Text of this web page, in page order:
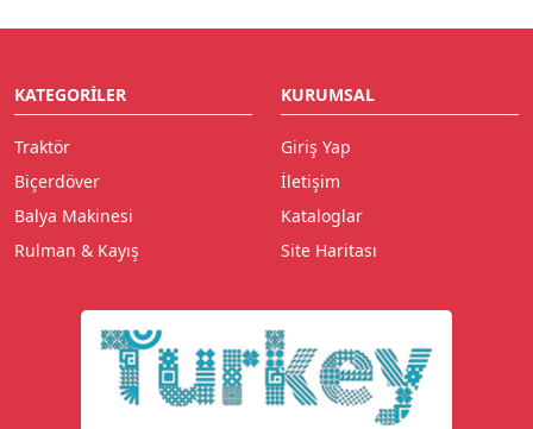
KATEGORILER
Traktör
Biçerdöver
Balya Makinesi
Rulman & Kayış
KURUMSAL
Giriş Yap
İletişim
Kataloglar
Site Haritası